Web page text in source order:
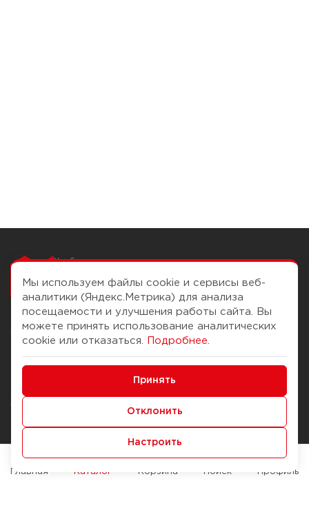
Чтобы вам легко
О компании
История Компании
Журнал
Наши марки
Брендирование
Помощь
Доставка и оплата
Способы оплаты
Служба контроля качества
Мы используем файлы cookie и сервисы веб-
аналитики (Яндекс.Метрика) для анализа
посещаемости и улучшения работы сайта. Вы
можете принять использование аналитических
cookie или отказаться.
Подробнее
Принять
Отклонить
Настроить
Главная Каталог Корзина Поиск Профиль